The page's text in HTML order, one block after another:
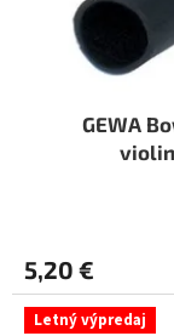
GEWA
5,20 €
Letný výpredaj